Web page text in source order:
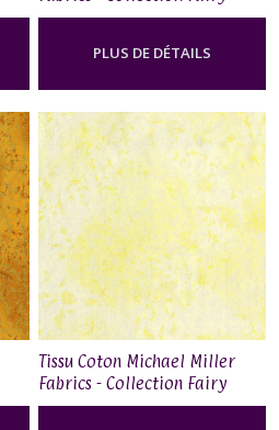
Frost - Coin
PLUS DE DÉTAILS
Tissu Coton Michael Miller
Fabrics - Collection Fairy
Frost - Butter